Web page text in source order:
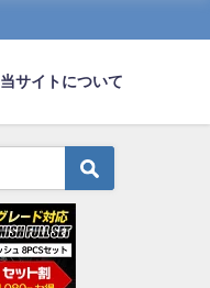
当サイトについて
恥ずかしいんやけどバック
が出来ないんやが
2023-09-05